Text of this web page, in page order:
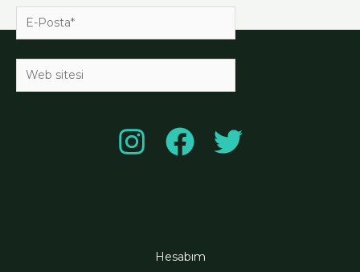
Posta*
Web
sitesi
Hesabım